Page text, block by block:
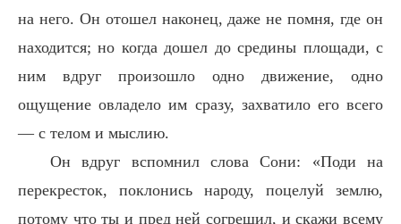
на него. Он отошел наконец, даже не помня, где он
находится; но когда дошел до средины площади, с
ним вдруг произошло одно движение, одно
ощущение овладело им сразу, захватило его всего
— с телом и мыслию.
Он вдруг вспомнил слова Сони: «Поди на
перекресток, поклонись народу, поцелуй землю,
потому что ты и пред ней согрешил, и скажи всему